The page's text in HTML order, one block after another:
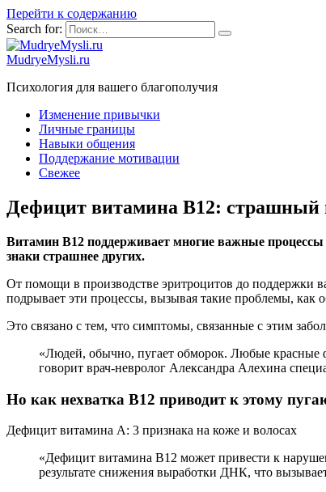
Перейти к содержанию
Search for:
MudryeMysli.ru
Психология для вашего благополучия
Изменение привычки
Личные границы
Навыки общения
Поддержание мотивации
Свежее
Дефицит витамина B12: страшный
Витамин B12 поддерживает многие важные
знаки страшнее других.
От помощи в производстве эритроцитов до поддержки
подрывает эти процессы, вызывая такие проблемы, как
Это связано с тем, что симптомы, связанные с этим
«Людей, обычно, пугает обморок. Любые красные
говорит врач-невролог Александра Алехина
Но как нехватка B12 приводит к этому
Дефицит витамина А: 3 признака на коже и волосах
«Дефицит витамина B12 может привести к
результате снижения выработки ДНК, что